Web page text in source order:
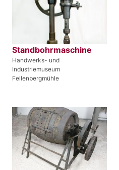
Standbohrmaschine
Handwerks- und
Industriemuseum
Fellenbergmühle